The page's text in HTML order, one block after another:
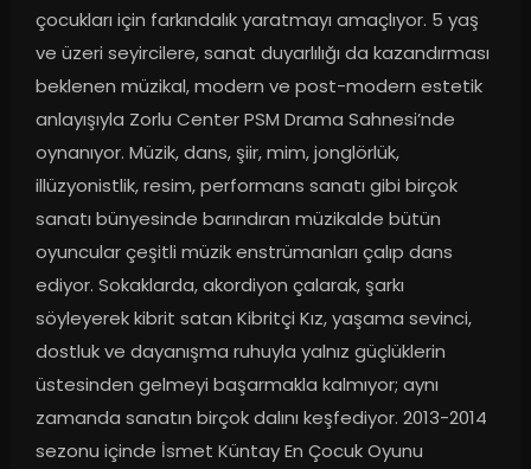
çocukları için farkındalık yaratmayı amaçlıyor. 5 yaş
ve üzeri seyircilere, sanat duyarlılığı da kazandırması
beklenen müzikal, modern ve post-modern estetik
anlayışıyla Zorlu Center PSM Drama Sahnesi’nde
oynanıyor. Müzik, dans, şiir, mim, jonglörlük,
illüzyonistlik, resim, performans sanatı gibi birçok
sanatı bünyesinde barındıran müzikalde bütün
oyuncular çeşitli müzik enstrümanları çalıp dans
ediyor. Sokaklarda, akordiyon çalarak, şarkı
söyleyerek kibrit satan Kibritçi Kız, yaşama sevinci,
dostluk ve dayanışma ruhuyla yalnız güçlüklerin
üstesinden gelmeyi başarmakla kalmıyor; aynı
zamanda sanatın birçok dalını keşfediyor. 2013-2014
sezonu içinde İsmet Küntay En Çocuk Oyunu